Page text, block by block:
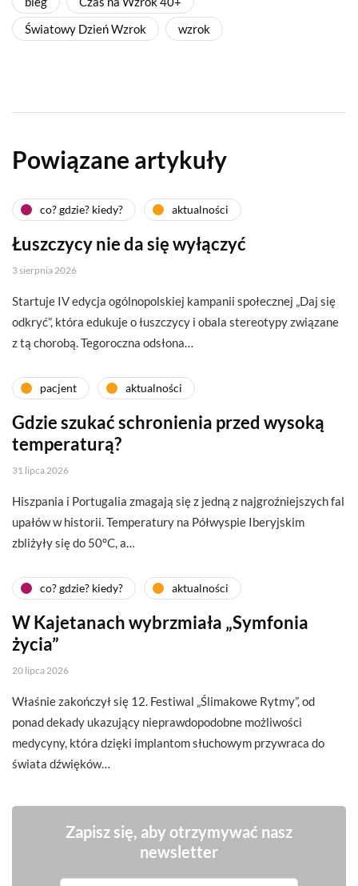
Światowy Dzień Wzrok
wzrok
Powiązane artykuły
co? gdzie? kiedy? aktualności
Łuszczycy nie da się wyłączyć
3 sierpnia 2026
Startuje IV edycja ogólnopolskiej kampanii społecznej „Daj się
odkryć”, która edukuje o łuszczycy i obala stereotypy związane
z tą chorobą. Tegoroczna odsłona…
pacjent aktualności
Gdzie szukać schronienia przed wysoką
temperaturą?
31 lipca 2026
Hiszpania i Portugalia zmagają się z jedną z najgroźniejszych fal
upałów w historii. Temperatury na Półwyspie Iberyjskim
zbliżyły się do 50°C, a…
co? gdzie? kiedy? aktualności
W Kajetanach wybrzmiała „Symfonia
życia”
20 lipca 2026
Właśnie zakończył się 12. Festiwal „Ślimakowe Rytmy”, od
ponad dekady ukazujący nieprawdopodobne możliwości
medycyny, która dzięki implantom słuchowym przywraca do
świata dźwięków…
Zapisz się, aby otrzymywać nasz
newsletter